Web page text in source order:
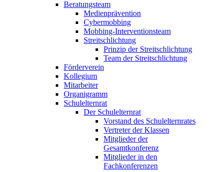
Beratungsteam
Medienprävention
Cybermobbing
Mobbing-Interventionsteam
Streitschlichtung
Prinzip der Streitschlichtung
Team der Streitschlichtung
Förderverein
Kollegium
Mitarbeiter
Organigramm
Schulelternrat
Der Schulelternrat
Vorstand des Schulelternrates
Vertreter der Klassen
Mitglieder der
Gesamtkonferenz
Mitglieder in den
Fachkonferenzen